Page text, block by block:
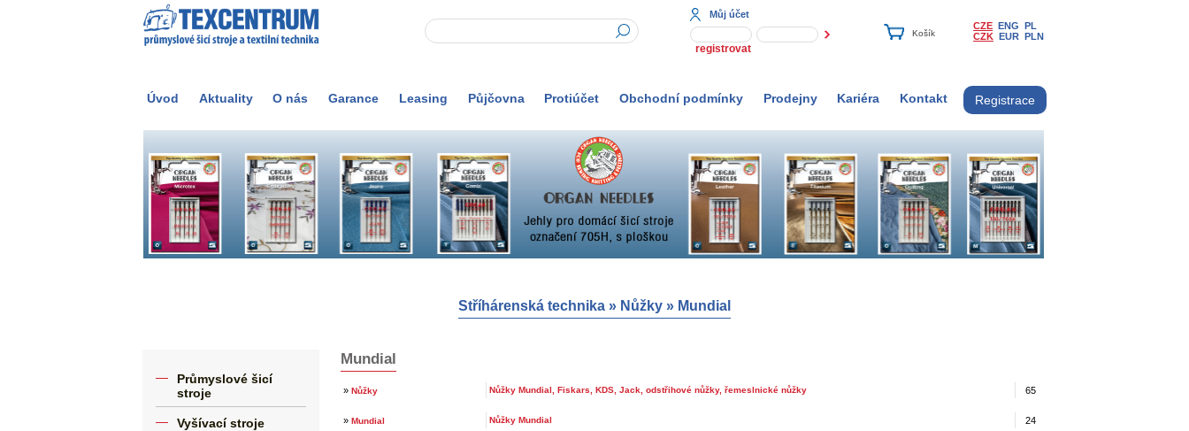
Můj účet
registrovat
CZE ENG PL
CZK EUR PLN
Úvod Aktuality O nás Garance Leasing Půjčovna Protiúčet Obchodní podmínky Prodejny Kariéra Kontakt Registrace
Stříhárenská technika » Nůžky » Mundial
Průmyslové šicí
stroje
Vyšívací stroje
Mundial
» Nůžky Nůžky Mundial, Fiskars, KDS, Jack, odstřihové nůžky, řemeslnické nůžky 65
» Mundial Nůžky Mundial 24